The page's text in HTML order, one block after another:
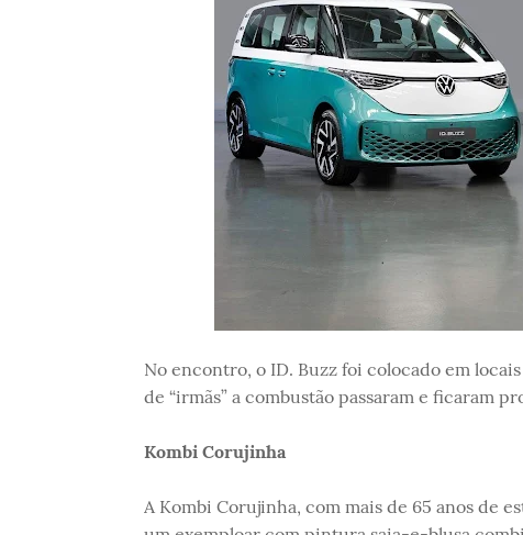
No encontro, o ID. Buzz foi colocado em
de “irmãs” a combustão passaram e ficaram
Kombi Corujinha
A Kombi Corujinha, com mais de 65 anos de